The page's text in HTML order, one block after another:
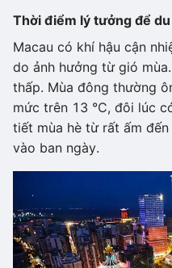
Thời điểm lý tưởng để
Macau có khí hậu cận
do ảnh hưởng từ gió
thấp. Mùa đông thường
mức trên 13 °C, đôi lúc
tiết mùa hè từ rất ấm
vào ban ngày.